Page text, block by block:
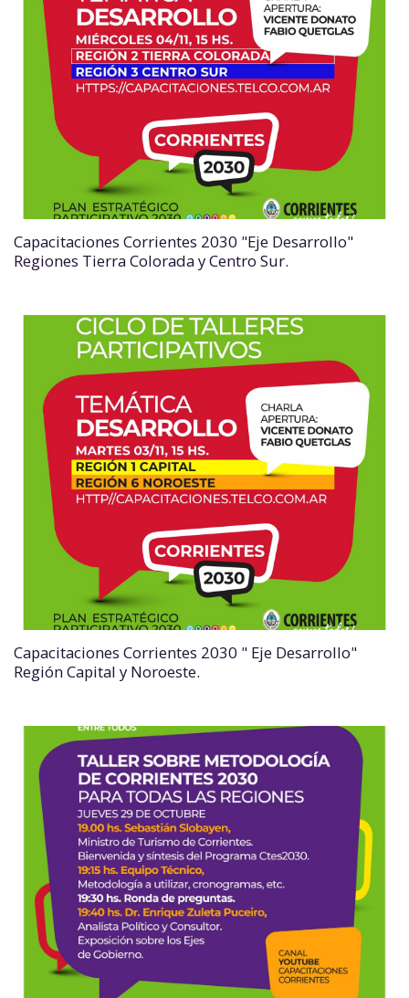
Capacitaciones Corrientes 2030 "Eje Desarrollo"
Regiones Tierra Colorada y Centro Sur.
Capacitaciones Corrientes 2030 " Eje Desarrollo"
Región Capital y Noroeste.